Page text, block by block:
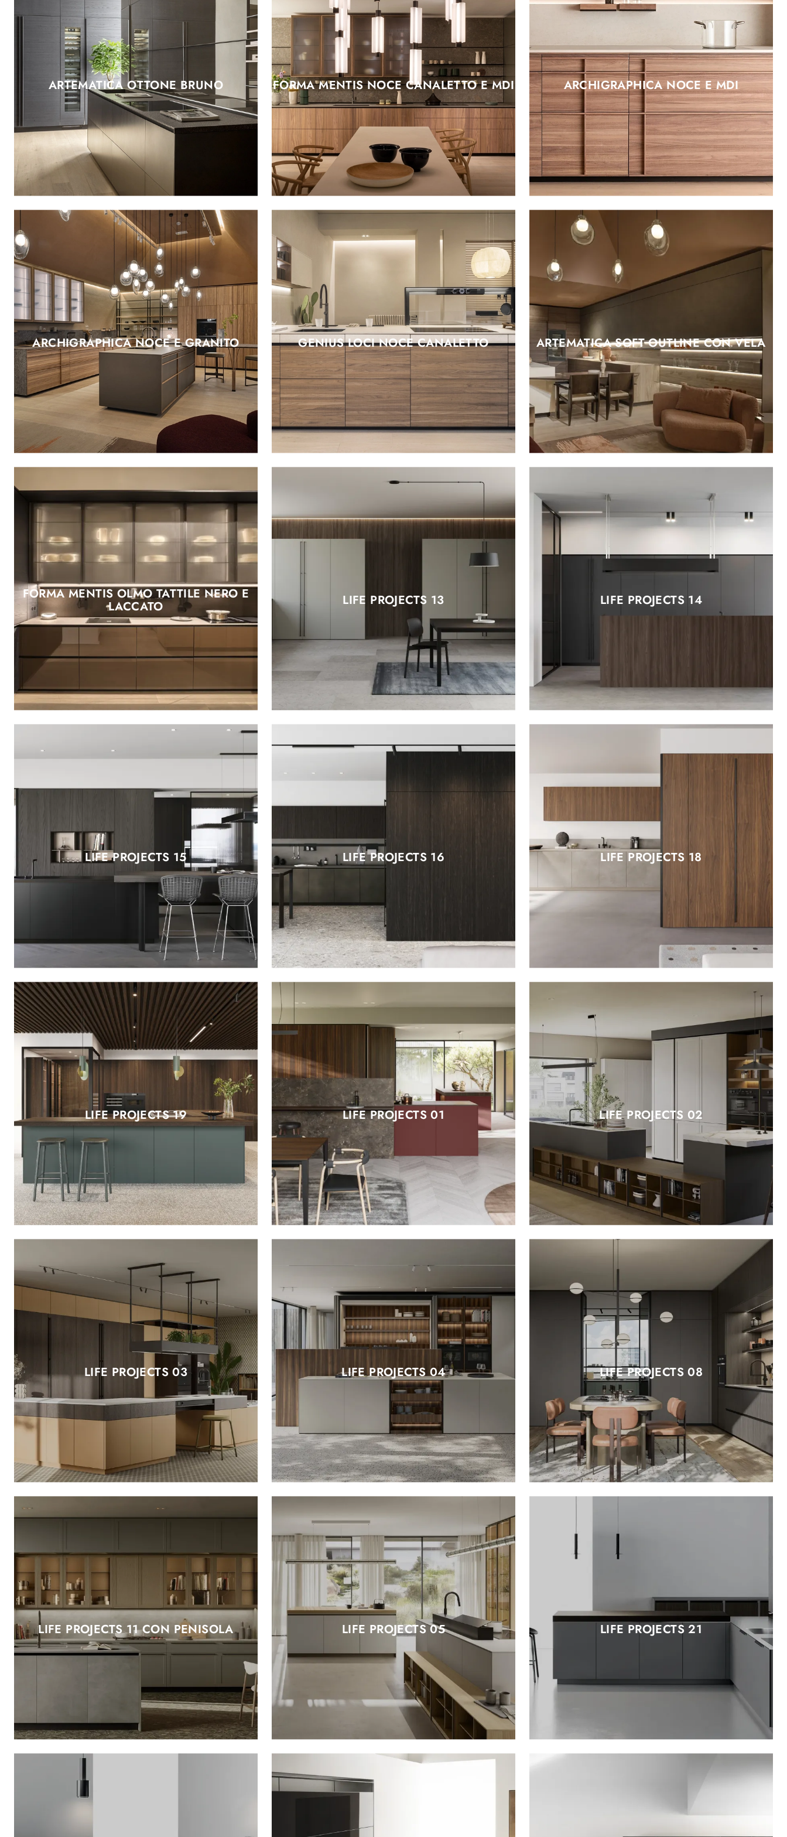
ARTEMATICA OTTONE BRUNO FORMA MENTIS NOCE CANALETTO E MDI ARCHIGRAPHICA NOCE E MDI
ARCHIGRAPHICA NOCE E GRANITO GENIUS LOCI NOCE CANALETTO ARTEMATICA SOFT OUTLINE CON VELA
FORMA MENTIS OLMO TATTILE NERO E
LACCATO LIFE PROJECTS 13 LIFE PROJECTS 14
LIFE PROJECTS 15 LIFE PROJECTS 16 LIFE PROJECTS 18
LIFE PROJECTS 19 LIFE PROJECTS 01 LIFE PROJECTS 02
LIFE PROJECTS 03 LIFE PROJECTS 04 LIFE PROJECTS 08
LIFE PROJECTS 11 CON PENISOLA LIFE PROJECTS 05 LIFE PROJECTS 21